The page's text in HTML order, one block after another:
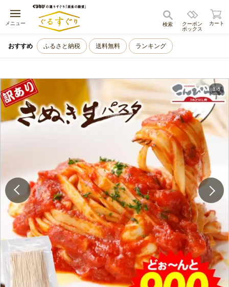
メニュー
キャンセル
クーポン
ボックス
検索 カート
おすすめ ふるさと納税 送料無料 ランキング
1/6